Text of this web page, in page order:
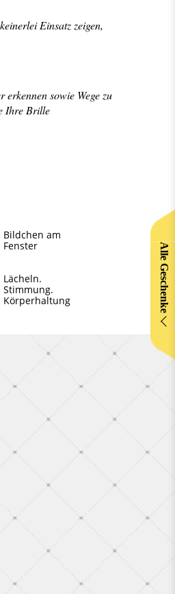
Alle Geschenke
Einsatz zeigen,
sowie Wege zu
Ihre Brille
Bildchen am
Fenster
Lächeln.
Stimmung.
Körperhaltung